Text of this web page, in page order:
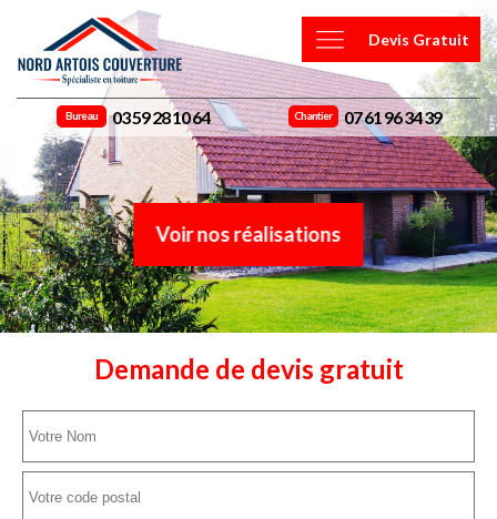
Devis Gratuit
Bureau 03 59 28 10 64 Chantier 07 61 96 34 39
Voir nos réalisations
Demande de devis gratuit